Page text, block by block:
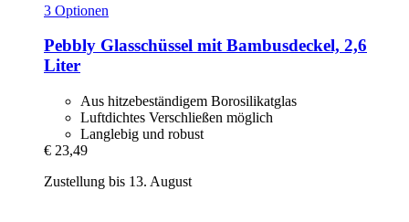
3 Optionen
Pebbly Glasschüssel mit Bambusdeckel, 2,6
Liter
Aus hitzebeständigem Borosilikatglas
Luftdichtes Verschließen möglich
Langlebig und robust
€ 23,49
Zustellung bis 13. August